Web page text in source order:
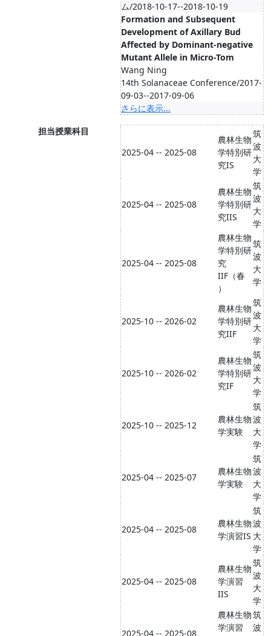
ム/2018-10-17--2018-10-19
Formation and Subsequent
Development of Axillary Bud
Affected by Dominant-negative
Mutant Allele in Micro-Tom
Wang Ning
14th Solanaceae Conference/2017-
09-03--2017-09-06
さらに表示...
担当授業科目
2025-04 -- 2025-08
農林生物
学特別研
究IS
筑
波
大
学
2025-04 -- 2025-08
農林生物
学特別研
究IIS
筑
波
大
学
2025-04 -- 2025-08
農林生物
学特別研
究
IIF（春
）
筑
波
大
学
2025-10 -- 2026-02
農林生物
学特別研
究IIF
筑
波
大
学
2025-10 -- 2026-02
農林生物
学特別研
究IF
筑
波
大
学
2025-10 -- 2025-12
農林生物
学実験
筑
波
大
学
2025-04 -- 2025-07
農林生物
学実験
筑
波
大
学
2025-04 -- 2025-08
農林生物
学演習IS
筑
波
大
学
2025-04 -- 2025-08
農林生物
学演習
IIS
筑
波
大
学
2025-04 -- 2025-08
農林生物
学演習
筑
波